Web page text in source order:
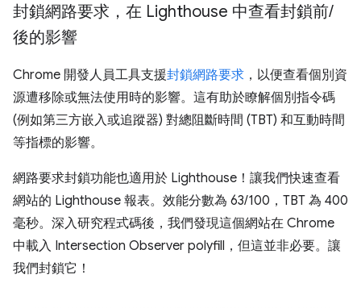
封鎖網路要求，在 Lighthouse 中查看封鎖前/
後的影響
Chrome 開發人員工具支援封鎖網路要求 ，以便查看個別資
源遭移除或無法使用時的影響。這有助於瞭解個別指令碼
(例如第三方嵌入或追蹤器) 對總阻斷時間 (TBT) 和互動時間
等指標的影響。
網路要求封鎖功能也適用於 Lighthouse！讓我們快速查看
網站的 Lighthouse 報表。效能分數為 63/100，TBT 為 400
毫秒。深入研究程式碼後，我們發現這個網站在 Chrome
中載入 Intersection Observer polyfill，但這並非必要。讓
我們封鎖它！